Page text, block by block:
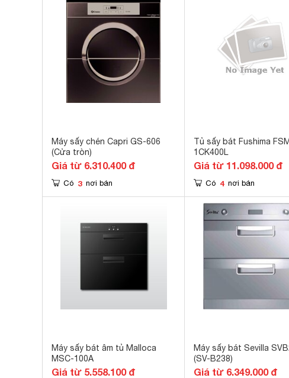
Máy sấy chén Capri GS-606
(Cửa tròn)
Giá từ 6.310.400 đ
Có 3 nơi bán
Tủ sấy bát Fushima
1CK400L
Giá từ 11.098.000 đ
Có 4 nơi bán
Máy sấy bát âm tủ Malloca
MSC-100A
Giá từ 5.558.100 đ
Máy sấy bát Sevilla
(SV-B238)
Giá từ 6.349.000 đ